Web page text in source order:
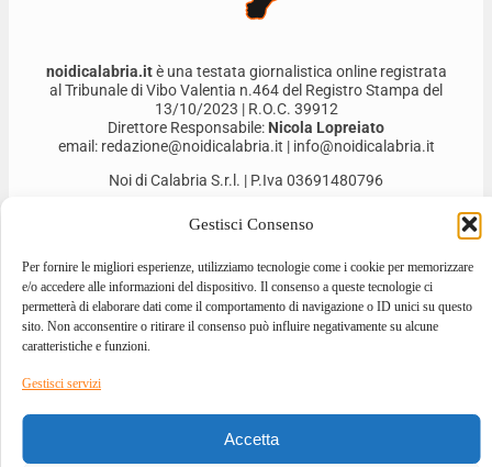
Gestisci Consenso
Per fornire le migliori esperienze, utilizziamo tecnologie come i cookie per memorizzare
e/o accedere alle informazioni del dispositivo. Il consenso a queste tecnologie ci
permetterà di elaborare dati come il comportamento di navigazione o ID unici su questo
sito. Non acconsentire o ritirare il consenso può influire negativamente su alcune
caratteristiche e funzioni.
Gestisci servizi
Accetta
noidicalabria.itè una testata giornalistica online registrata
al Tribunale di Vibo Valentia n.464 del Registro Stampa del
13/10/2023 | R.O.C. 39912
Direttore Responsabile: Nicola Lopreiato
email: redazione@noidicalabria.it | info@noidicalabria.it
Noi di Calabria S.r.l. | P.Iva 03691480796
GIOVANNI BEVACQUA